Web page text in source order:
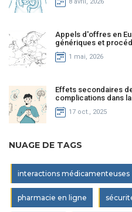
Appels d'offres en
génériques et
1 mai, 2026
Effets secondaires
complications dans
17 oct., 2025
NUAGE DE TAGS
interactions médicamenteuses
pharmacie en ligne